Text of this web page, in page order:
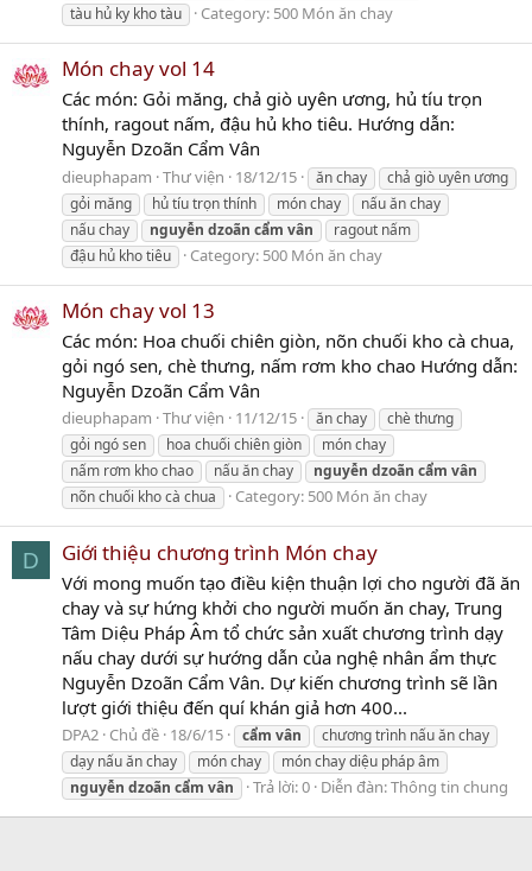
tàu hủ ky kho tàu
Category: 500 Món ăn chay
Món chay vol 14
Các món: Gỏi măng, chả giò uyên ương, hủ tíu trọn
thính, ragout nấm, đậu hủ kho tiêu. Hướng dẫn:
Nguyễn Dzoãn Cẩm Vân
dieuphapam Thư viện 18/12/15 ăn chay
chả giò uyên ương
gỏi măng
hủ tíu trọn thính món chay
nấu ăn chay
nấu chay
nguyễn dzoãn cẩm vân
ragout nấm
đậu hủ kho tiêu
Category: 500 Món ăn chay
Món chay vol 13
Các món: Hoa chuối chiên giòn, nõn chuối kho cà chua,
gỏi ngó sen, chè thưng, nấm rơm kho chao Hướng dẫn:
Nguyễn Dzoãn Cẩm Vân
dieuphapam Thư viện 11/12/15 ăn chay
chè thưng
gỏi ngó sen
hoa chuối chiên giòn
món chay
nấm rơm kho chao
nấu ăn chay nguyễn dzoãn cẩm vân
nõn chuối kho cà chua
Category: 500 Món ăn chay
D Giới thiệu chương trình Món chay
Với mong muốn tạo điều kiện thuận lợi cho người đã ăn
chay và sự hứng khởi cho người muốn ăn chay, Trung
Tâm Diệu Pháp Âm tổ chức sản xuất chương trình dạy
nấu chay dưới sự hướng dẫn của nghệ nhân ẩm thực
Nguyễn Dzoãn Cẩm Vân. Dự kiến chương trình sẽ lần
lượt giới thiệu đến quí khán giả hơn 400...
DPA2 Chủ đề 18/6/15 cẩm vân
chương trình nấu ăn chay
dạy nấu ăn chay
món chay
món chay diệu pháp âm
nguyễn dzoãn cẩm vân Trả lời: 0 Diễn đàn:Thông tin chung